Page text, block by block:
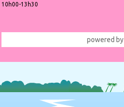
10h00-13h30
powered by